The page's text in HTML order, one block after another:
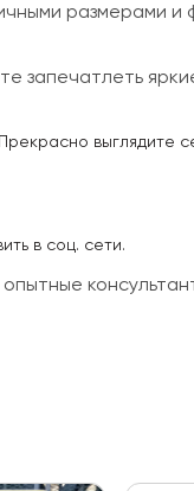
размерами и
запечатлеть
выглядите
в соц. сети.